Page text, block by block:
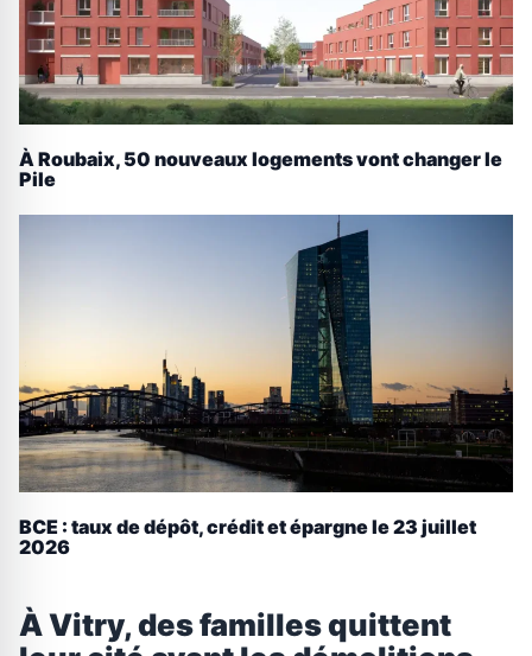
À Roubaix, 50 nouveaux logements vont changer le
Pile
BCE : taux de dépôt, crédit et épargne le 23 juillet
2026
À Vitry, des familles quittent